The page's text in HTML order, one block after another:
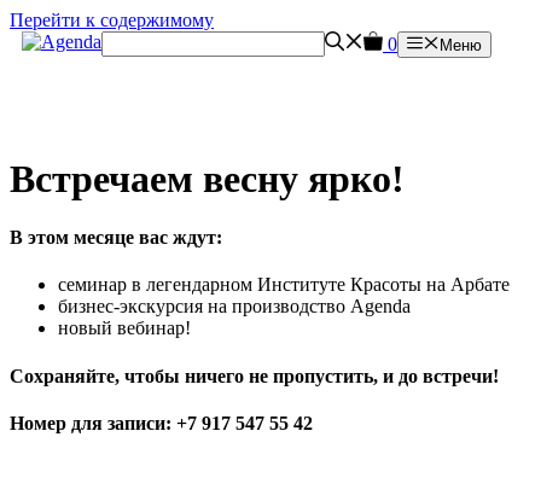
Перейти к содержимому
0
Меню
Встречаем весну ярко!
В этом месяце вас ждут:
семинар в легендарном Институте Красоты на Арбате
бизнес-экскурсия на производство Agenda
новый вебинар!
Сохраняйте, чтобы ничего не пропустить, и до встречи!
Номер для записи: +7 917 547 55 42